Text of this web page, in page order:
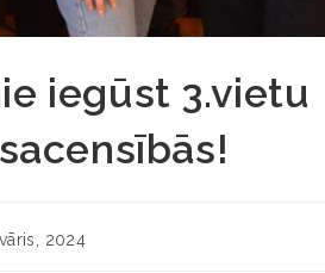
iegūst 3.vietu
2024